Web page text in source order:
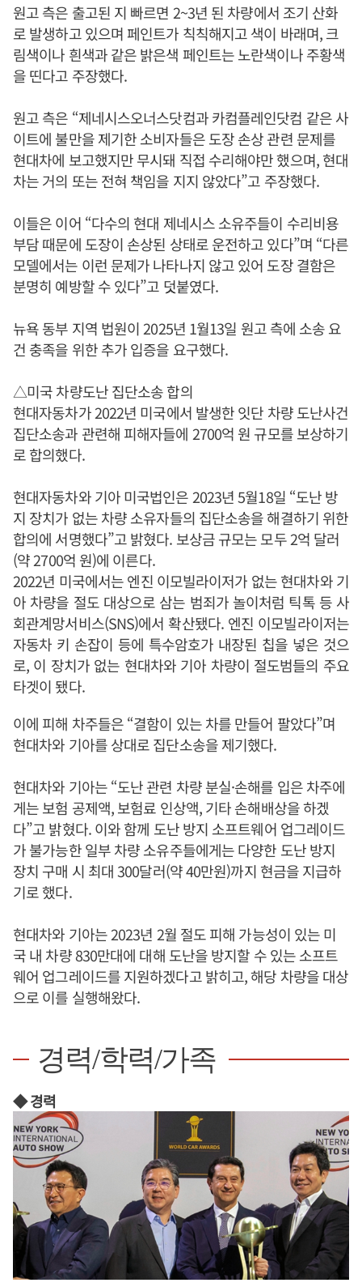
원고 측은 출고된 지 빠르면 2~3년 된 차량에서 조기 산화
로 발생하고 있으며 페인트가 칙칙해지고 색이 바래며, 크
림색이나 흰색과 같은 밝은색 페인트는 노란색이나 주황색
을 띤다고 주장했다.
원고 측은 “제네시스오너스닷컴과 카컴플레인닷컴 같은 사
이트에 불만을 제기한 소비자들은 도장 손상 관련 문제를
현대차에 보고했지만 무시돼 직접 수리해야만 했으며, 현대
차는 거의 또는 전혀 책임을 지지 않았다”고 주장했다.
이들은 이어 “다수의 현대 제네시스 소유주들이 수리비용
부담 때문에 도장이 손상된 상태로 운전하고 있다”며 “다른
모델에서는 이런 문제가 나타나지 않고 있어 도장 결함은
분명히 예방할 수 있다”고 덧붙였다.
뉴욕 동부 지역 법원이 2025년 1월13일 원고 측에 소송 요
건 충족을 위한 추가 입증을 요구했다.
△미국 차량도난 집단소송 합의
현대자동차가 2022년 미국에서 발생한 잇단 차량 도난사건
집단소송과 관련해 피해자들에 2700억 원 규모를 보상하기
로 합의했다.
현대자동차와 기아 미국법인은 2023년 5월18일 “도난 방
지 장치가 없는 차량 소유자들의 집단소송을 해결하기 위한
합의에 서명했다”고 밝혔다. 보상금 규모는 모두 2억 달러
(약 2700억 원)에 이른다.
2022년 미국에서는 엔진 이모빌라이저가 없는 현대차와 기
아 차량을 절도 대상으로 삼는 범죄가 놀이처럼 틱톡 등 사
회관계망서비스(SNS)에서 확산됐다. 엔진 이모빌라이저는
자동차 키 손잡이 등에 특수암호가 내장된 칩을 넣은 것으
로, 이 장치가 없는 현대차와 기아 차량이 절도범들의 주요
타겟이 됐다.
이에 피해 차주들은 “결함이 있는 차를 만들어 팔았다”며
현대차와 기아를 상대로 집단소송을 제기했다.
현대차와 기아는 “도난 관련 차량 분실·손해를 입은 차주에
게는 보험 공제액, 보험료 인상액, 기타 손해배상을 하겠
다”고 밝혔다. 이와 함께 도난 방지 소프트웨어 업그레이드
가 불가능한 일부 차량 소유주들에게는 다양한 도난 방지
장치 구매 시 최대 300달러(약 40만원)까지 현금을 지급하
기로 했다.
현대차와 기아는 2023년 2월 절도 피해 가능성이 있는 미
국 내 차량 830만대에 대해 도난을 방지할 수 있는 소프트
웨어 업그레이드를 지원하겠다고 밝히고, 해당 차량을 대상
으로 이를 실행해왔다.
경력/학력/가족
◆ 경력